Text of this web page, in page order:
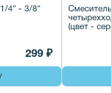
4″ - 3/8″
299 ₽
(цвет -